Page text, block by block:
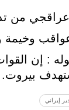
عراقجي من
: إن
بيروت.
إيراني